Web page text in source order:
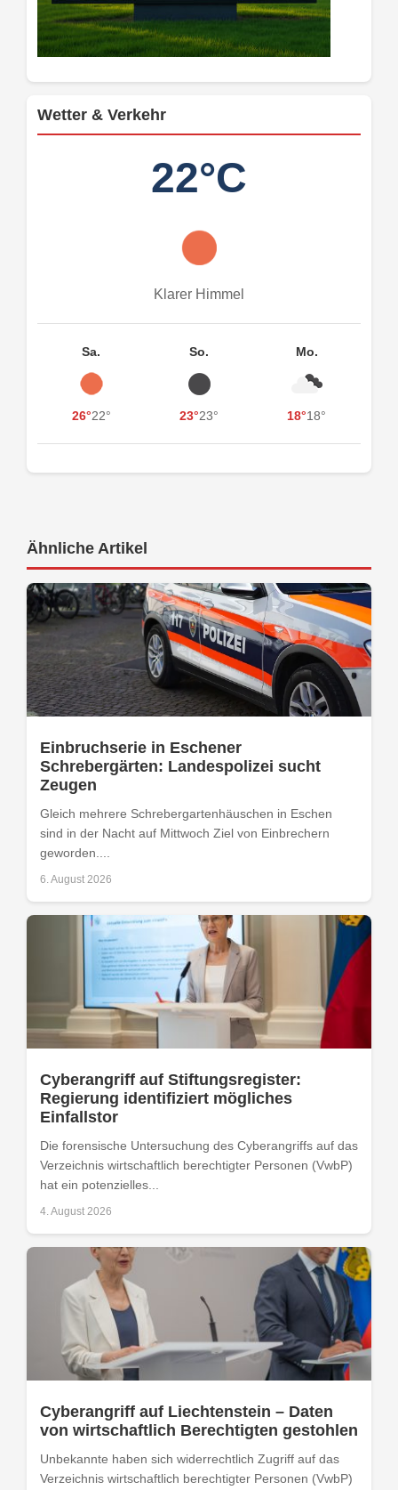
Wetter & Verkehr
22°C
Klarer Himmel
Sa.
26°22°
So.
23°23°
Mo.
18°18°
Ähnliche Artikel
Einbruchserie in Eschener
Schrebergärten: Landespolizei sucht
Zeugen
Gleich mehrere Schrebergartenhäuschen in Eschen
sind in der Nacht auf Mittwoch Ziel von Einbrechern
geworden....
6. August 2026
Cyberangriff auf Stiftungsregister:
Regierung identifiziert mögliches
Einfallstor
Die forensische Untersuchung des Cyberangriffs auf das
Verzeichnis wirtschaftlich berechtigter Personen (VwbP)
hat ein potenzielles...
4. August 2026
Cyberangriff auf Liechtenstein – Daten
von wirtschaftlich Berechtigten gestohlen
Unbekannte haben sich widerrechtlich Zugriff auf das
Verzeichnis wirtschaftlich berechtigter Personen (VwbP)